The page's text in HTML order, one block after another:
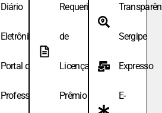
Diário
Eletrônico
Portal do
Professor
Requeri.
de
Licença
Prêmio
Sergipe
Expresso
E-